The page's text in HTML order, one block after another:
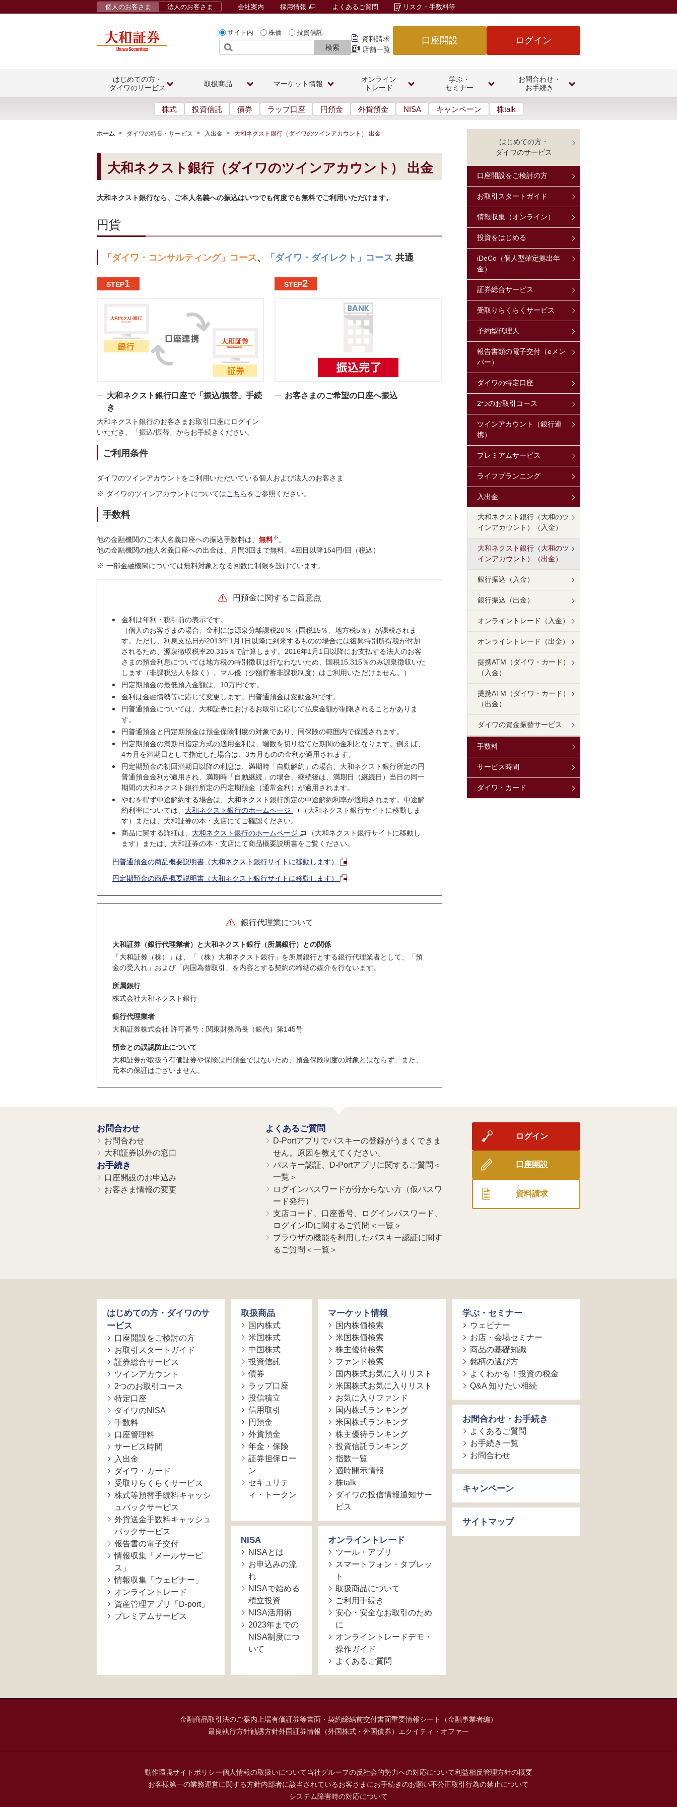
サイト内 株価 投資信託
検索
資料請求
店舗一覧
口座開設 ログイン
個人のお客さま 法人のお客さま 会社案内 採用情報 よくあるご質問 リスク・手数料等
はじめての方・
ダイワのサービス
取扱商品 マーケット情報
オンライン
トレード
学ぶ・
セミナー
お問合わせ・
お手続き
株式 投資信託 債券 ラップ口座 円預金 外貨預金 NISA キャンペーン 株talk
ホーム ダイワの特長・サービス 入出金 大和ネクスト銀行（ダイワのツインアカウント） 出金
大和ネクスト銀行（ダイワのツインアカウント） 出金
大和ネクスト銀行なら、ご本人名義への振込はいつでも何度でも無料でご利用いただけます。
円貨
「ダイワ・コンサルティング」コース、 「ダイワ・ダイレクト」コース 共通
STEP1
大和ネクスト銀行口座で「振込/振替」手続
き
大和ネクスト銀行のお客さまお取引口座にログイン
いただき、「振込/振替」からお手続きください。
STEP2
お客さまのご希望の口座へ振込
ご利用条件
ダイワのツインアカウントをご利用いただいている個人および法人のお客さま
※ ダイワのツインアカウントについてはこちらをご参照ください。
手数料
他の金融機関のご本人名義口座への振込手数料は、 無料※ 。
他の金融機関の他人名義口座への出金は、月間3回まで無料。4回目以降154円/回（税込）
※ 一部金融機関については無料対象となる回数に制限を設けています。
円預金に関するご留意点
金利は年利・税引前の表示です。
（個人のお客さまの場合、金利には源泉分離課税20％（国税15％、地方税5％）が課税されま
す。ただし、利息支払日が2013年1月1日以降に到来するものの場合には復興特別所得税が付加
されるため、源泉徴収税率20.315％で計算します。2016年1月1日以降にお支払する法人のお客
さまの預金利息については地方税の特別徴収は行なわないため、国税15.315％のみ源泉徴収いた
します（非課税法人を除く）。マル優（少額貯蓄非課税制度）はご利用いただけません。）
円定期預金の最低預入金額は、10万円です。
金利は金融情勢等に応じて変更します。円普通預金は変動金利です。
円普通預金については、大和証券におけるお取引に応じて払戻金額が制限されることがありま
す。
円普通預金と円定期預金は預金保険制度の対象であり、同保険の範囲内で保護されます。
円定期預金の満期日指定方式の適用金利は、端数を切り捨てた期間の金利となります。例えば、
4カ月を満期日として指定した場合は、3カ月ものの金利が適用されます。
円定期預金の初回満期日以降の利息は、満期時「自動解約」の場合、大和ネクスト銀行所定の円
普通預金金利が適用され、満期時「自動継続」の場合、継続後は、満期日（継続日）当日の同一
期間の大和ネクスト銀行所定の円定期預金（通常金利）が適用されます。
やむを得ず中途解約する場合は、大和ネクスト銀行所定の中途解約利率が適用されます。中途解
約利率については、 大和ネクスト銀行のホームページ
（大和ネクスト銀行サイトに移動しま
す）または、大和証券の本・支店にてご確認ください。
商品に関する詳細は、 大和ネクスト銀行のホームページ
（大和ネクスト銀行サイトに移動し
ます）または、大和証券の本・支店にて商品概要説明書をご覧ください。
円普通預金の商品概要説明書（大和ネクスト銀行サイトに移動します）
円定期預金の商品概要説明書（大和ネクスト銀行サイトに移動します）
銀行代理業について
大和証券（銀行代理業者）と大和ネクスト銀行（所属銀行）との関係
「大和証券（株）」は、「（株）大和ネクスト銀行」を所属銀行とする銀行代理業者として、「預
金の受入れ」および「内国為替取引」を内容とする契約の締結の媒介を行ないます。
所属銀行
株式会社大和ネクスト銀行
銀行代理業者
大和証券株式会社 許可番号：関東財務局長（銀代）第145号
預金との誤認防止について
大和証券が取扱う有価証券や保険は円預金ではないため、預金保険制度の対象とはならず、また、
元本の保証はございません。
はじめての方・
ダイワのサービス
口座開設をご検討の方
お取引スタートガイド
情報収集（オンライン）
投資をはじめる
iDeCo（個人型確定拠出年
金）
証券総合サービス
受取りらくらくサービス
予約型代理人
報告書類の電子交付（eメン
バー）
ダイワの特定口座
2つのお取引コース
ツインアカウント（銀行連
携）
プレミアムサービス
ライフプランニング
入出金
大和ネクスト銀行（大和のツ
インアカウント）（入金）
大和ネクスト銀行（大和のツ
インアカウント）（出金）
銀行振込（入金）
銀行振込（出金）
オンライントレード（入金）
オンライントレード（出金）
提携ATM（ダイワ・カード）
（入金）
提携ATM（ダイワ・カード）
（出金）
ダイワの資金振替サービス
手数料
サービス時間
ダイワ・カード
お問合わせ
お問合わせ
大和証券以外の窓口
お手続き
口座開設のお申込み
お客さま情報の変更
よくあるご質問
D-Portアプリでパスキーの登録がうまくできま
せん。原因を教えてください。
パスキー認証、D-Portアプリに関するご質問＜
一覧＞
ログインパスワードが分からない方（仮パスワ
ード発行）
支店コード、口座番号、ログインパスワード、
ログインIDに関するご質問＜一覧＞
ブラウザの機能を利用したパスキー認証に関す
るご質問＜一覧＞
ログイン
口座開設
資料請求
はじめての方・ダイワのサ
ービス
口座開設をご検討の方
お取引スタートガイド
証券総合サービス
ツインアカウント
2つのお取引コース
特定口座
ダイワのNISA
手数料
口座管理料
サービス時間
入出金
ダイワ・カード
受取りらくらくサービス
株式等預替手続料キャッシ
ュバックサービス
外貨送金手数料キャッシュ
バックサービス
報告書の電子交付
情報収集「メールサービ
ス」
情報収集「ウェビナー」
オンライントレード
資産管理アプリ「D-port」
プレミアムサービス
取扱商品
国内株式
米国株式
中国株式
投資信託
債券
ラップ口座
投信積立
信用取引
円預金
外貨預金
年金・保険
証券担保ロー
ン
セキュリテ
ィ・トークン
NISA
NISAとは
お申込みの流
れ
NISAで始める
積立投資
NISA活用術
2023年までの
NISA制度につ
いて
マーケット情報
国内株価検索
米国株価検索
株主優待検索
ファンド検索
国内株式お気に入りリスト
米国株式お気に入りリスト
お気に入りファンド
国内株式ランキング
米国株式ランキング
株主優待ランキング
投資信託ランキング
指数一覧
適時開示情報
株talk
ダイワの投信情報通知サー
ビス
オンライントレード
ツール・アプリ
スマートフォン・タブレッ
ト
取扱商品について
ご利用手続き
安心・安全なお取引のため
に
オンライントレードデモ・
操作ガイド
よくあるご質問
学ぶ・セミナー
ウェビナー
お店・会場セミナー
商品の基礎知識
銘柄の選び方
よくわかる！投資の税金
Q&A 知りたい相続
お問合わせ・お手続き
よくあるご質問
お手続き一覧
お問合わせ
キャンペーン
サイトマップ
金融商品取引法のご案内 上場有価証券等書面・契約締結前交付書面重要情報シート（金融事業者編）
最良執行方針勧誘方針外国証券情報（外国株式・外国債券） エクイティ・オファー
動作環境サイトポリシー個人情報の取扱いについて当社グループの反社会的勢力への対応について利益相反管理方針の概要
お客様第一の業務運営に関する方針内部者に該当されているお客さまにお手続きのお願い不公正取引行為の禁止について
システム障害時の対応について